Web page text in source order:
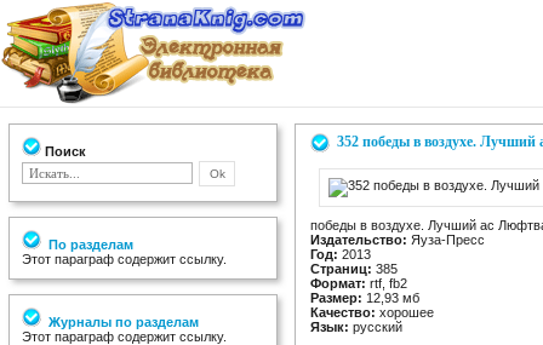
Поиск
По разделам
Этот параграф содержит ссылку.
Журналы по разделам
Этот параграф содержит ссылку.
352 победы в воздухе.
победы в воздухе. Лучший ас
Издательство: Яуза-Пресс
Год: 2013
Страниц: 385
Формат: rtf, fb2
Размер: 12,93 мб
Качество: хорошее
Язык: русский